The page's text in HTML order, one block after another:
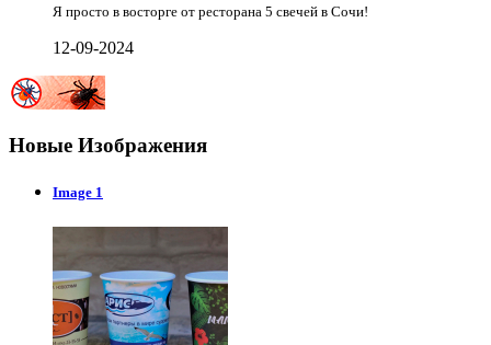
Я просто в восторге от ресторана 5 свечей в Сочи!
12-09-2024
Новые Изображения
Image 1